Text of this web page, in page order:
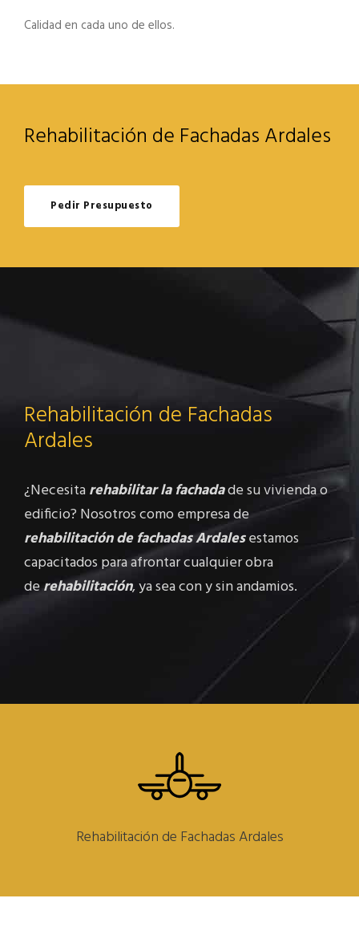
Calidad en cada uno de ellos.
Rehabilitación de Fachadas Ardales
Pedir Presupuesto
Rehabilitación de Fachadas
Ardales
¿Necesitarehabilitar la fachadade su vivienda o
edificio? Nosotros como empresa de
rehabilitación de fachadas Ardalesestamos
capacitados para afrontar cualquier obra
derehabilitación, ya sea con y sin andamios.
Rehabilitación de Fachadas Ardales